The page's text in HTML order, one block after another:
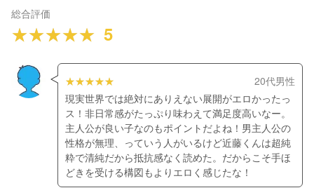
総合評価
5
20代男性
現実世界では絶対にありえない展開がエロかったっ
ス！非日常感がたっぷり味わえて満足度高いなー。
主人公が良い子なのもポイントだよね！男主人公の
性格が無理、っていう人がいるけど近藤くんは超純
粋で清純だから抵抗感なく読めた。だからこそ手ほ
どきを受ける構図もよりエロく感じたな！